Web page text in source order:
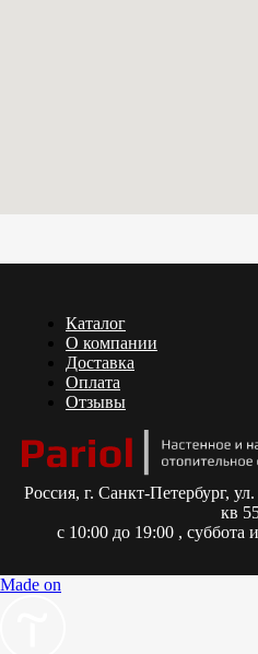
Каталог
О компании
Доставка
Оплата
Отзывы
Россия, г. Санкт-Петербург,
кв
с 10:00 до 19:00 , суббота
Made on